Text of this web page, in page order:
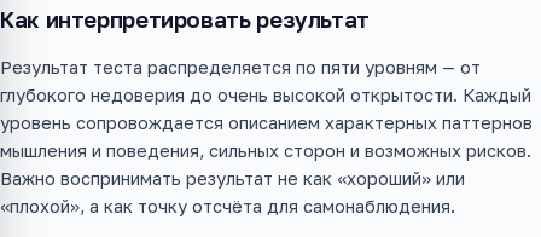
Как интерпретировать результат
Результат теста распределяется по пяти уровням — от
глубокого недоверия до очень высокой открытости. Каждый
уровень сопровождается описанием характерных паттернов
мышления и поведения, сильных сторон и возможных рисков.
Важно воспринимать результат не как «хороший» или
«плохой», а как точку отсчёта для самонаблюдения.